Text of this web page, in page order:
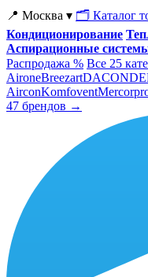
📍 Москва ▾ 🗂 Каталог
Кондиционирование
Аспирационные
Распродажа % Все 25
AironeBreezartDACOND
AirconKomfovent
47 брендов →